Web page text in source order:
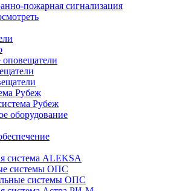
пожарная сигнализация
оповещатели
Рубеж
Рубеж
оборудование
система ALEKSA
системы ОПС
системы ОПС